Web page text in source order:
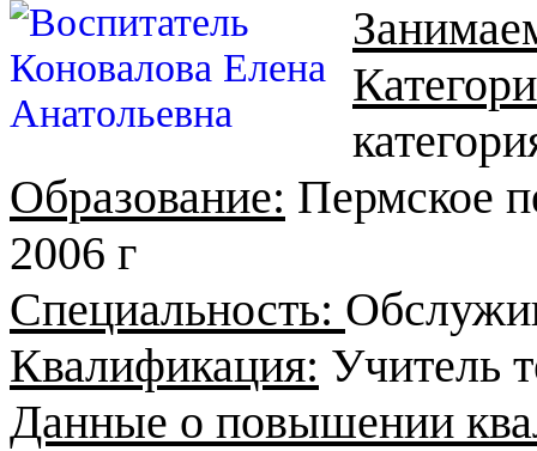
Образование: Пермское
2006 г
Специальность:
Квалификация: Учитель
Данные о повышении